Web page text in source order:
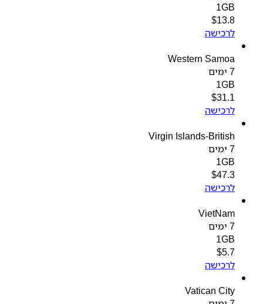
1GB
$13.8
לרכישה
Western Samoa
1GB
$31.1
לרכישה
Virgin Islands-British
1GB
$47.3
לרכישה
VietNam
1GB
$
לרכישה
Vatican City